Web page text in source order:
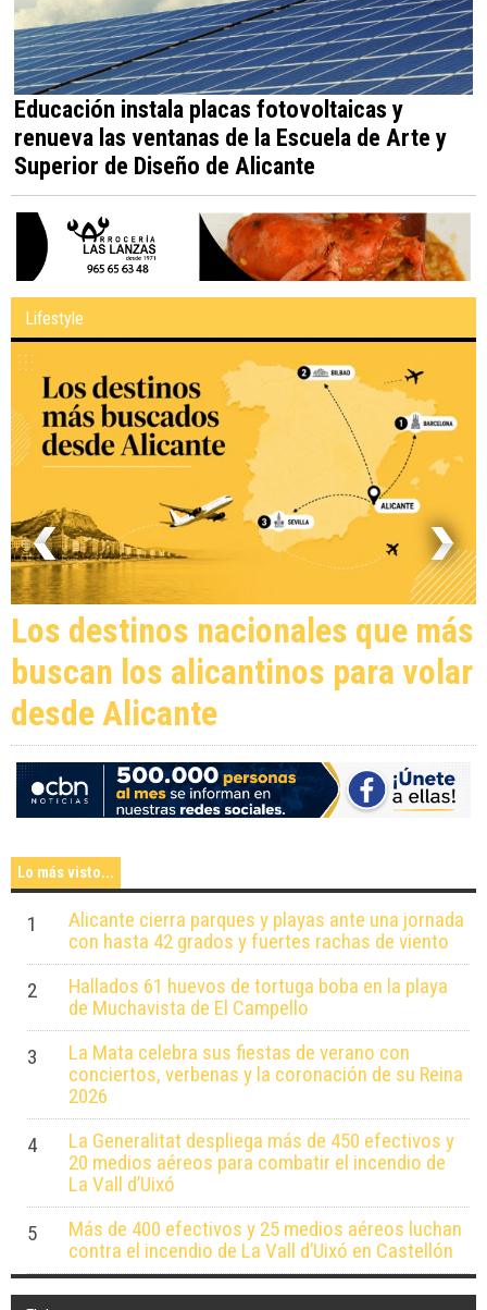
Educación instala placas fotovoltaicas y
renueva las ventanas de la Escuela de Arte y
Superior de Diseño de Alicante
Lifestyle
Los destinos nacionales que más
buscan los alicantinos para volar
desde Alicante
Lo más visto...
1
Alicante cierra parques y playas ante una jornada
con hasta 42 grados y fuertes rachas de viento
2
Hallados 61 huevos de tortuga boba en la playa
de Muchavista de El Campello
3
La Mata celebra sus fiestas de verano con
conciertos, verbenas y la coronación de su Reina
2026
4
La Generalitat despliega más de 450 efectivos y
20 medios aéreos para combatir el incendio de
La Vall d’Uixó
5
Más de 400 efectivos y 25 medios aéreos luchan
contra el incendio de La Vall d’Uixó en Castellón